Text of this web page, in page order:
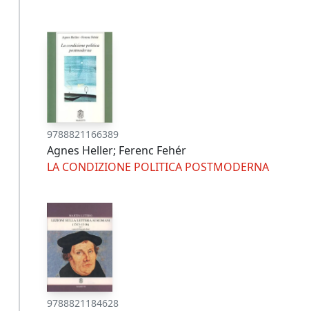
9788821166389
Agnes Heller; Ferenc Fehér
LA CONDIZIONE POLITICA POSTMODERNA
9788821184628